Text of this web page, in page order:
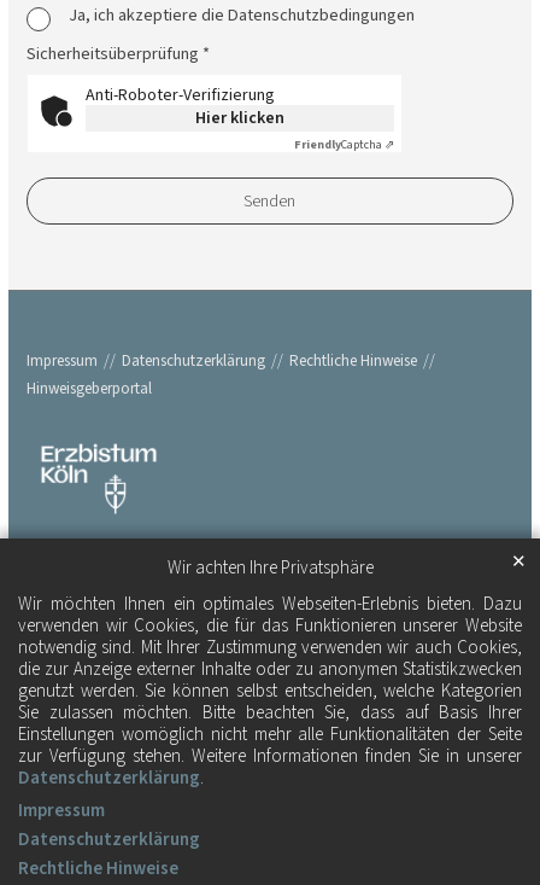
Wir achten Ihre Privatsphäre
Wir möchten Ihnen ein optimales Webseiten-Erlebnis bieten. Dazu
verwenden wir Cookies, die für das Funktionieren unserer Website
notwendig sind. Mit Ihrer Zustimmung verwenden wir auch Cookies,
die zur Anzeige externer Inhalte oder zu anonymen Statistikzwecken
genutzt werden. Sie können selbst entscheiden, welche Kategorien
Sie zulassen möchten. Bitte beachten Sie, dass auf Basis Ihrer
Einstellungen womöglich nicht mehr alle Funktionalitäten der Seite
zur Verfügung stehen. Weitere Informationen finden Sie in unserer
Datenschutzerklärung.
✕
Impressum
Datenschutzerklärung
Rechtliche Hinweise
Ja, ich akzeptiere die Datenschutzbedingungen
Sicherheitsüberprüfung *
Anti-Roboter-Verifizierung
Hier klicken
FriendlyCaptcha ⇗
Impressum Datenschutzerklärung
Rechtliche Hinweise
Hinweisgeberportal